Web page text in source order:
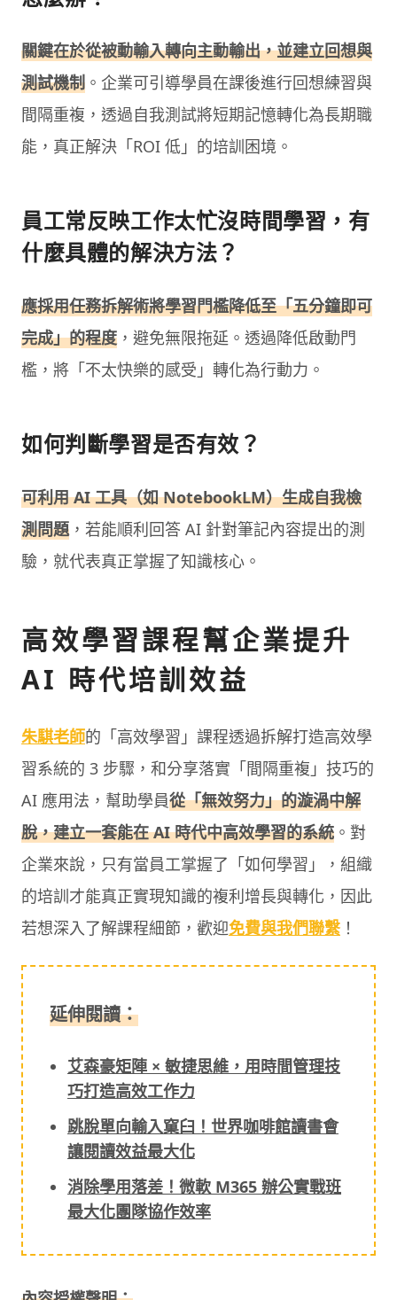
關鍵在於從被動輸入轉向主動輸出，並建立回想與
測試機制 。企業可引導學員在課後進行回想練習與
間隔重複，透過自我測試將短期記憶轉化為長期職
能，真正解決「ROI 低」的培訓困境。
員工常反映工作太忙沒時間學習，有
什麼具體的解決方法？
應採用任務拆解術將學習門檻降低至「五分鐘即可
完成」的程度 ，避免無限拖延。透過降低啟動門
檻，將「不太快樂的感受」轉化為行動力。
如何判斷學習是否有效？
可利用 AI 工具（如 NotebookLM）生成自我檢
測問題，若能順利回答 AI 針對筆記內容提出的測
驗，就代表真正掌握了知識核心。
高效學習課程幫企業提升
AI 時代培訓效益
朱騏老師的「高效學習」課程透過拆解打造高效學
習系統的 3 步驟，和分享落實「間隔重複」技巧的
AI 應用法，幫助學員從「無效努力」的漩渦中解
脫，建立一套能在 AI 時代中高效學習的系統 。對
企業來說，只有當員工掌握了「如何學習」，組織
的培訓才能真正實現知識的複利增長與轉化，因此
若想深入了解課程細節，歡迎免費與我們聯繫！
延伸閱讀：
艾森豪矩陣 × 敏捷思維，用時間管理技
巧打造高效工作力
跳脫單向輸入窠臼！世界咖啡館讀書會
讓閱讀效益最大化
消除學用落差！微軟 M365 辦公實戰班
最大化團隊協作效率